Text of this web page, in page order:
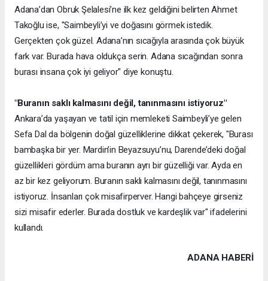
Adana’dan Obruk Şelalesi’ne ilk kez geldiğini belirten Ahmet
Takoğlu ise, "Saimbeyli’yi ve doğasını görmek istedik.
Gerçekten çok güzel. Adana’nın sıcağıyla arasında çok büyük
fark var. Burada hava oldukça serin. Adana sıcağından sonra
burası insana çok iyi geliyor" diye konuştu.
"Buranın saklı kalmasını değil, tanınmasını istiyoruz"
Ankara’da yaşayan ve tatil için memleketi Saimbeyli’ye gelen
Sefa Dal da bölgenin doğal güzelliklerine dikkat çekerek, "Burası
bambaşka bir yer. Mardin’in Beyazsuyu’nu, Darende’deki doğal
güzellikleri gördüm ama buranın ayrı bir güzelliği var. Ayda en
az bir kez geliyorum. Buranın saklı kalmasını değil, tanınmasını
istiyoruz. İnsanları çok misafirperver. Hangi bahçeye girseniz
sizi misafir ederler. Burada dostluk ve kardeşlik var" ifadelerini
kullandı.
ADANA HABERİ